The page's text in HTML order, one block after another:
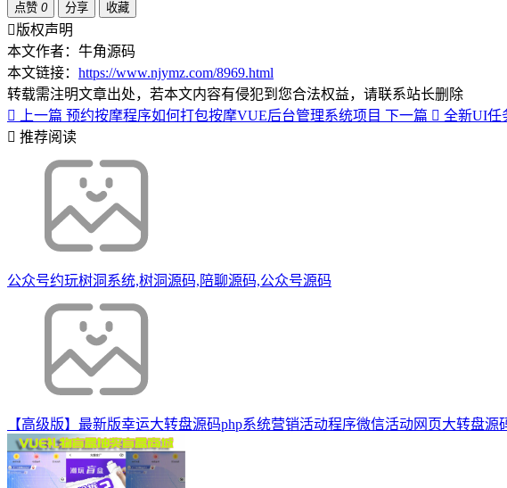
点赞 0 分享 收藏
版权声明
本文作者：牛角源码
本文链接： https://www.njymz.com/8969.html
转载需注明文章出处，若本文内容有侵犯到您合法权益，请联系站长删除
上一篇 预约按摩程序如何打包按摩VUE后台管理系统项目 下一篇
全新UI任
推荐阅读
公众号约玩树洞系统,树洞源码,陪聊源码,公众号源码
【高级版】最新版幸运大转盘源码php系统营销活动程序微信活动网页大转盘源